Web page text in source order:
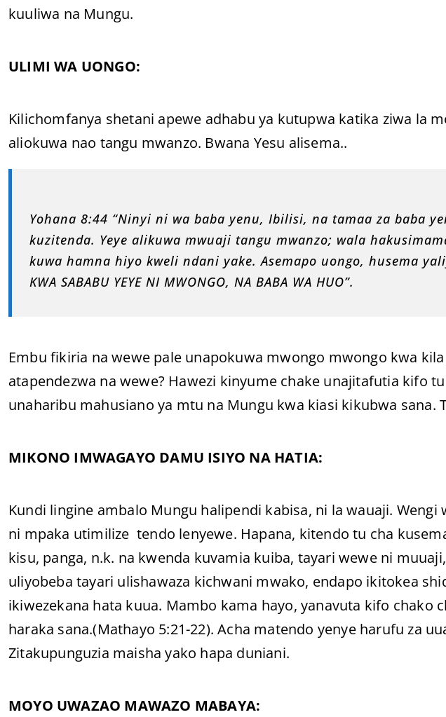
kuuliwa na Mungu.
ULIMI WA UONGO:
Kilichomfanya shetani apewe adhabu ya kutupwa katika ziwa la
aliokuwa nao tangu mwanzo. Bwana Yesu alisema..
Yohana 8:44 “Ninyi ni wa baba yenu, Ibilisi, na tamaa za baba
kuzitenda. Yeye alikuwa mwuaji tangu mwanzo; wala
kuwa hamna hiyo kweli ndani yake. Asemapo uongo, husema
KWA SABABU YEYE NI MWONGO, NA BABA WA HUO”.
Embu fikiria na wewe pale unapokuwa mwongo mwongo kwa
atapendezwa na wewe? Hawezi kinyume chake unajitafutia kifo
unaharibu mahusiano ya mtu na Mungu kwa kiasi kikubwa sana.
MIKONO IMWAGAYO DAMU ISIYO NA HATIA:
Kundi lingine ambalo Mungu halipendi kabisa, ni la wauaji.
ni mpaka utimilize tendo lenyewe. Hapana, kitendo tu cha
kisu, panga, n.k. na kwenda kuvamia kuiba, tayari wewe ni
uliyobeba tayari ulishawaza kichwani mwako, endapo ikitokea
ikiwezekana hata kuua. Mambo kama hayo, yanavuta kifo chako
haraka sana.(Mathayo 5:21-22). Acha matendo yenye harufu za
Zitakupunguzia maisha yako hapa duniani.
MOYO UWAZAO MAWAZO MABAYA: